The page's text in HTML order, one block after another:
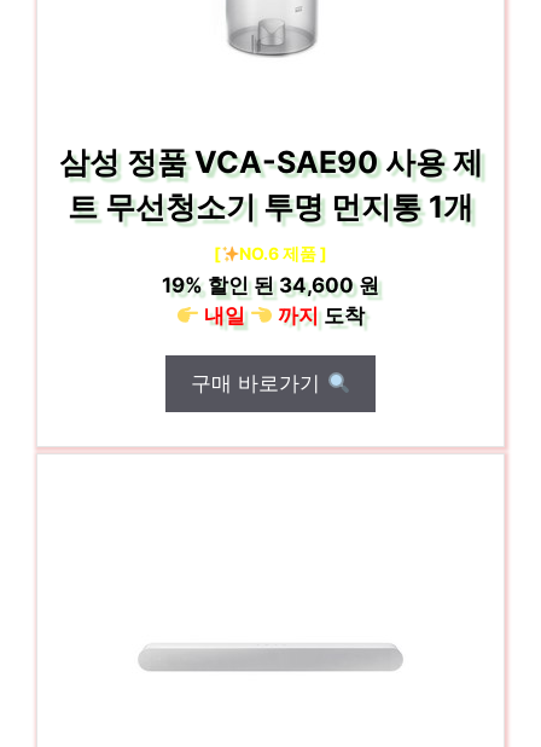
삼성 정품 VCA-SAE90 사용 제
트 무선청소기 투명 먼지통 1개
[ NO.6 제품 ]
19%할인 된34,600 원
내일
까지도착
구매 바로가기